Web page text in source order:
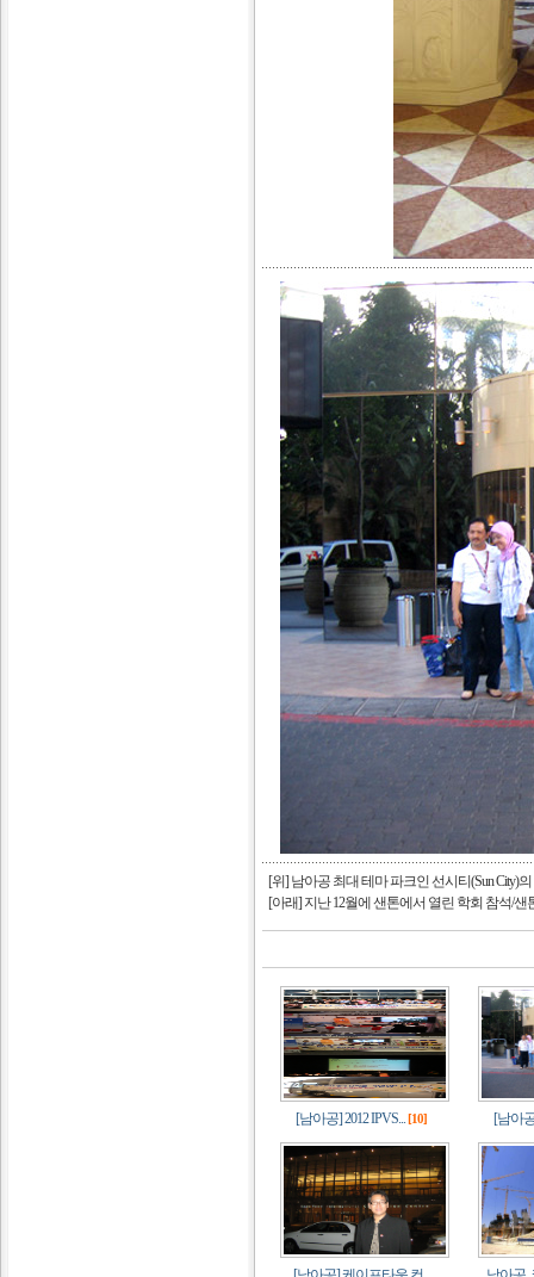
[위] 남아공 최대 테마 파크인 선시티(Sun City)
[아래] 지난 12월에 샌톤에서 열린 학회 참석/샌
[남아공] 2012 IPVS... [10] [남아